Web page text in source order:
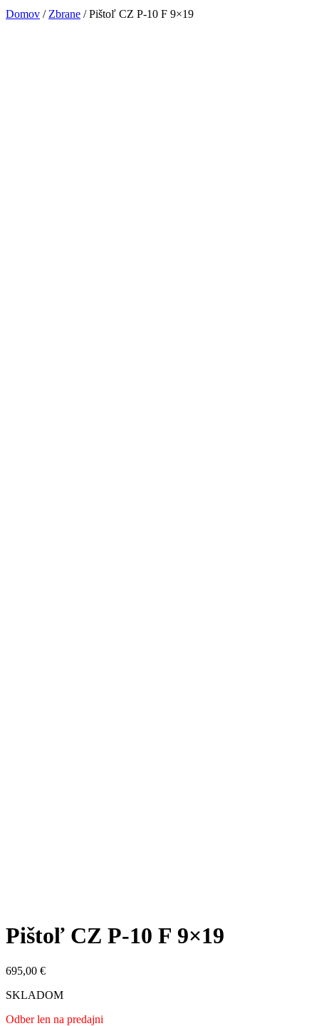
Domov / Zbrane / Pištoľ CZ P-10 F 9×19
Pištoľ CZ P-10 F 9×19
695,00 €
SKLADOM
Odber len na predajni